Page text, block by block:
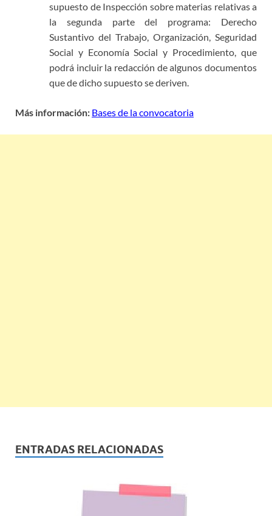
supuesto de Inspección sobre materias relativas a
la segunda parte del programa: Derecho
Sustantivo del Trabajo, Organización, Seguridad
Social y Economía Social y Procedimiento, que
podrá incluir la redacción de algunos documentos
que de dicho supuesto se deriven.
Más información: Bases de la convocatoria
ENTRADAS RELACIONADAS